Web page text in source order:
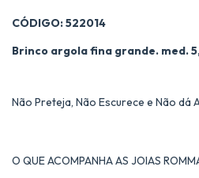
CÓDIGO: 522014
Brinco argola fina grande. med.
Não Preteja, Não Escurece e Não dá
O QUE ACOMPANHA AS JOIAS